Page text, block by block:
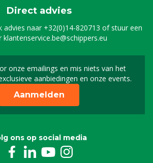
Direct advies
advies naar +32(0)14-820713 of stuur een
klantenservice.be@schippers.eu
onze emailings en mis niets van het
aanbiedingen en onze events.
Meld u aan voor onze
Aanmelden
ons op social media